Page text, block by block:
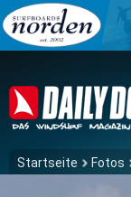
Startseite Fotos